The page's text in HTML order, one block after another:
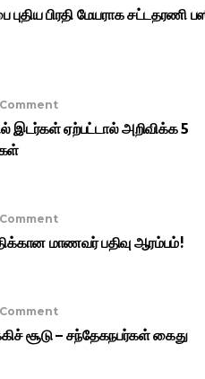
பிரதி மேயராக சட்டதரணி
இடர்கள் ஏற்பட்டால் அறிவிக்க 5
மாணவர் பதிவு ஆரம்பம்!
சூடு – சந்தேகநபர்கள் கைது